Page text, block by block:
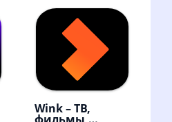
лото и другие
лотереи
Wink – ТВ,